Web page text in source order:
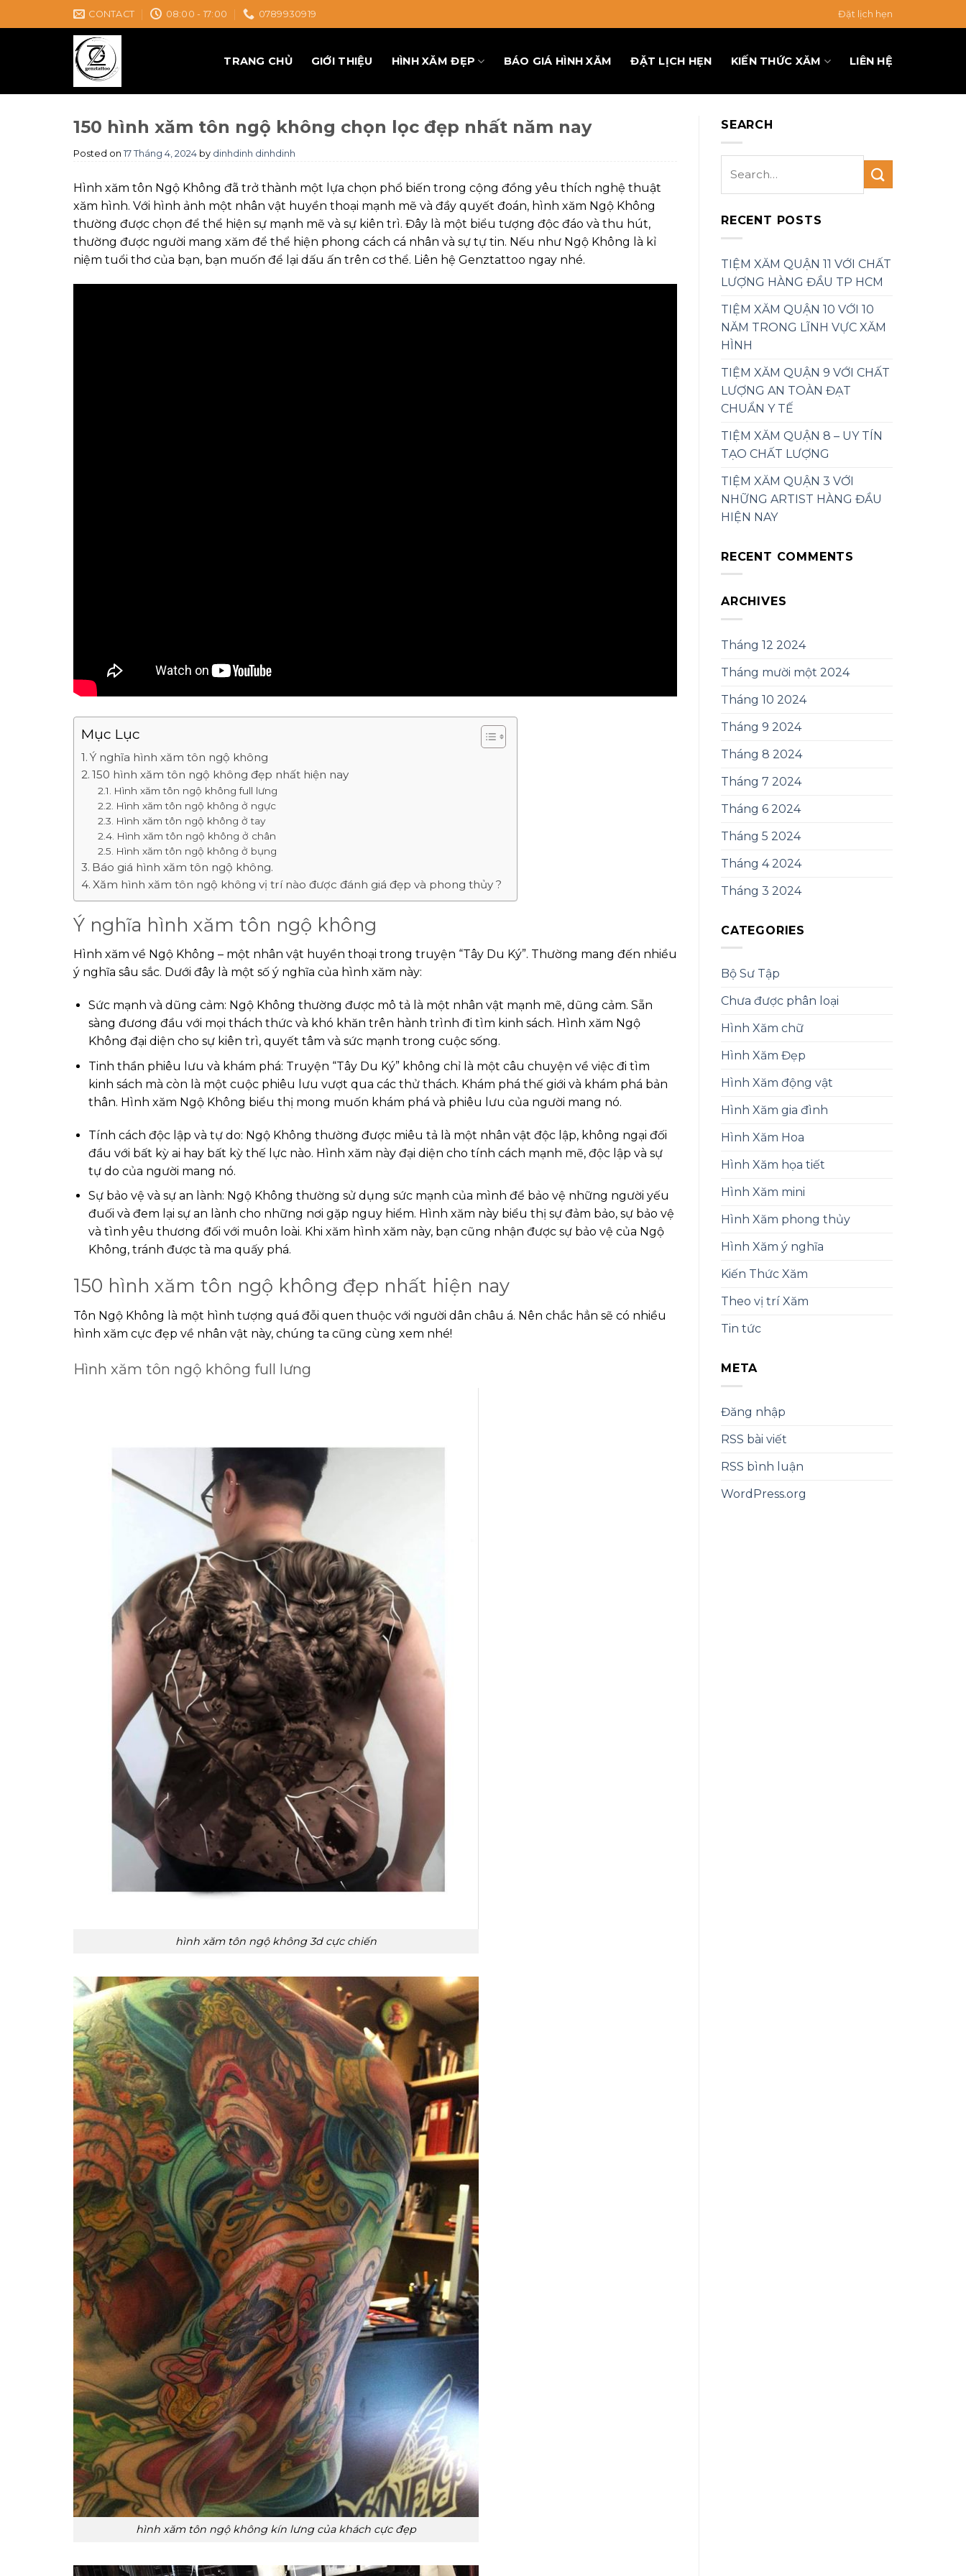
to
CONTACT 08:00 - 17:00 0789930919 Đặt lịch hẹn
TRANG CHỦ GIỚI THIỆU HÌNH XĂM ĐẸP BÁO GIÁ HÌNH XĂM ĐẶT LỊCH HẸN KIẾN THỨC XĂM LIÊN HỆ
150 hình xăm tôn ngộ không chọn lọc đẹp nhất năm nay
Posted on 17 Tháng 4, 2024 by dinhdinh dinhdinh
Hình xăm tôn Ngộ Không đã trở thành một lựa chọn phổ biến trong cộng đồng yêu thích nghệ thuật
xăm hình. Với hình ảnh một nhân vật huyền thoại mạnh mẽ và đầy quyết đoán, hình xăm Ngộ Không
thường được chọn để thể hiện sự mạnh mẽ và sự kiên trì. Đây là một biểu tượng độc đáo và thu hút,
thường được người mang xăm để thể hiện phong cách cá nhân và sự tự tin. Nếu như Ngộ Không là kỉ
niệm tuổi thơ của bạn, bạn muốn để lại dấu ấn trên cơ thể. Liên hệ Genztattoo ngay nhé.
Mục Lục
Ý nghĩa hình xăm tôn ngộ không
150 hình xăm tôn ngộ không đẹp nhất hiện nay
Hình xăm tôn ngộ không full lưng
Hình xăm tôn ngộ không ở ngực
Hình xăm tôn ngộ không ở tay
Hình xăm tôn ngộ không ở chân
Hình xăm tôn ngộ không ở bụng
Báo giá hình xăm tôn ngộ không.
Xăm hình xăm tôn ngộ không vị trí nào được đánh giá đẹp và phong thủy ?
Ý nghĩa hình xăm tôn ngộ không
Hình xăm về Ngộ Không – một nhân vật huyền thoại trong truyện “Tây Du Ký”. Thường mang đến nhiều
ý nghĩa sâu sắc. Dưới đây là một số ý nghĩa của hình xăm này:
Sức mạnh và dũng cảm: Ngộ Không thường được mô tả là một nhân vật mạnh mẽ, dũng cảm. Sẵn
sàng đương đầu với mọi thách thức và khó khăn trên hành trình đi tìm kinh sách. Hình xăm Ngộ
Không đại diện cho sự kiên trì, quyết tâm và sức mạnh trong cuộc sống.
Tinh thần phiêu lưu và khám phá: Truyện “Tây Du Ký” không chỉ là một câu chuyện về việc đi tìm
kinh sách mà còn là một cuộc phiêu lưu vượt qua các thử thách. Khám phá thế giới và khám phá bản
thân. Hình xăm Ngộ Không biểu thị mong muốn khám phá và phiêu lưu của người mang nó.
Tính cách độc lập và tự do: Ngộ Không thường được miêu tả là một nhân vật độc lập, không ngại đối
đầu với bất kỳ ai hay bất kỳ thế lực nào. Hình xăm này đại diện cho tính cách mạnh mẽ, độc lập và sự
tự do của người mang nó.
Sự bảo vệ và sự an lành: Ngộ Không thường sử dụng sức mạnh của mình để bảo vệ những người yếu
đuối và đem lại sự an lành cho những nơi gặp nguy hiểm. Hình xăm này biểu thị sự đảm bảo, sự bảo vệ
và tình yêu thương đối với muôn loài. Khi xăm hình xăm này, bạn cũng nhận được sự bảo vệ của Ngộ
Không, tránh được tà ma quấy phá.
150 hình xăm tôn ngộ không đẹp nhất hiện nay
Tôn Ngộ Không là một hình tượng quá đỗi quen thuộc với người dân châu á. Nên chắc hẳn sẽ có nhiều
hình xăm cực đẹp về nhân vật này, chúng ta cũng cùng xem nhé!
Hình xăm tôn ngộ không full lưng
hình xăm tôn ngộ không 3d cực chiến
hình xăm tôn ngộ không kín lưng của khách cực đẹp
SEARCH
RECENT POSTS
TIỆM XĂM QUẬN 11 VỚI CHẤT
LƯỢNG HÀNG ĐẦU TP HCM
TIỆM XĂM QUẬN 10 VỚI 10
NĂM TRONG LĨNH VỰC XĂM
HÌNH
TIỆM XĂM QUẬN 9 VỚI CHẤT
LƯỢNG AN TOÀN ĐẠT
CHUẨN Y TẾ
TIỆM XĂM QUẬN 8 – UY TÍN
TẠO CHẤT LƯỢNG
TIỆM XĂM QUẬN 3 VỚI
NHỮNG ARTIST HÀNG ĐẦU
HIỆN NAY
RECENT COMMENTS
ARCHIVES
Tháng 12 2024
Tháng mười một 2024
Tháng 10 2024
Tháng 9 2024
Tháng 8 2024
Tháng 7 2024
Tháng 6 2024
Tháng 5 2024
Tháng 4 2024
Tháng 3 2024
CATEGORIES
Bộ Sư Tập
Chưa được phân loại
Hình Xăm chữ
Hình Xăm Đẹp
Hình Xăm động vật
Hình Xăm gia đình
Hình Xăm Hoa
Hình Xăm họa tiết
Hình Xăm mini
Hình Xăm phong thủy
Hình Xăm ý nghĩa
Kiến Thức Xăm
Theo vị trí Xăm
Tin tức
META
Đăng nhập
RSS bài viết
RSS bình luận
WordPress.org